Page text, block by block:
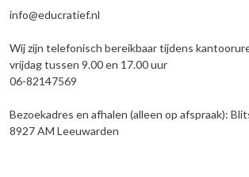
info@educratief.nl
Wij zijn telefonisch bereikbaar tijdens
vrijdag tussen 9.00 en 17.00 uur
06-82147569
Bezoekadres en afhalen (alleen op afspraak):
8927 AM Leeuwarden